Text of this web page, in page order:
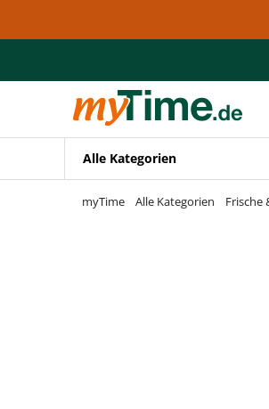
Zur Navigation springen
Alle Kategorien
myTime Alle Kategorien Frische